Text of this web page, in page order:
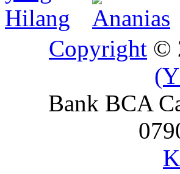
Copyright ©
Bank BCA